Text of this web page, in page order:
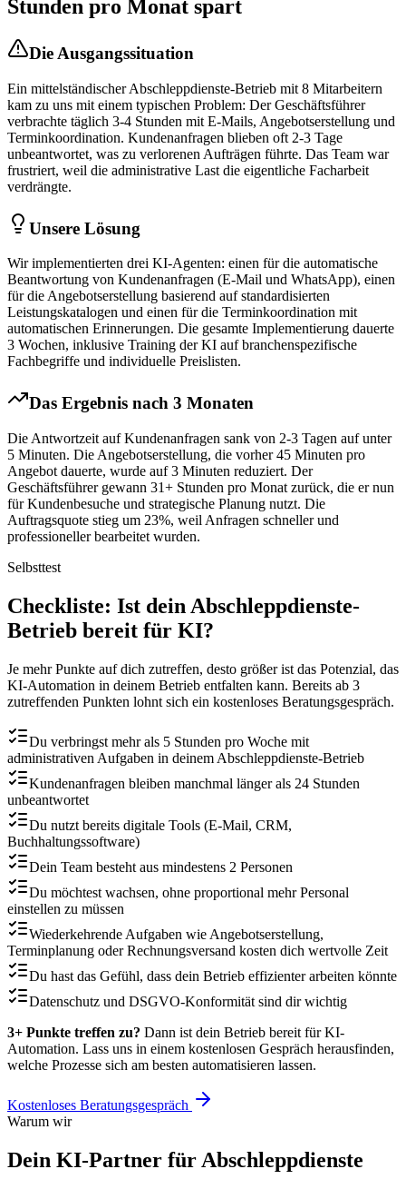
Stunden pro Monat spart
Die Ausgangssituation
Ein mittelständischerAbschleppdienste-Betrieb mit 8 Mitarbeitern
kam zu uns mit einem typischen Problem: Der Geschäftsführer
verbrachte täglich 3-4 Stunden mit E-Mails, Angebotserstellung und
Terminkoordination. Kundenanfragen blieben oft 2-3 Tage
unbeantwortet, was zu verlorenen Aufträgen führte. Das Team war
frustriert, weil die administrative Last die eigentliche Facharbeit
verdrängte.
Unsere Lösung
Wir implementierten drei KI-Agenten: einen für die automatische
Beantwortung von Kundenanfragen (E-Mail und WhatsApp), einen
für die Angebotserstellung basierend auf standardisierten
Leistungskatalogen und einen für die Terminkoordination mit
automatischen Erinnerungen. Die gesamte Implementierung dauerte
3 Wochen, inklusive Training der KI auf branchenspezifische
Fachbegriffe und individuelle Preislisten.
Das Ergebnis nach 3 Monaten
Die Antwortzeit auf Kundenanfragen sank von 2-3 Tagen auf unter
5 Minuten. Die Angebotserstellung, die vorher 45 Minuten pro
Angebot dauerte, wurde auf 3 Minuten reduziert. Der
Geschäftsführer gewann 31+ Stunden pro Monat zurück, die er nun
für Kundenbesuche und strategische Planung nutzt. Die
Auftragsquote stieg um 23%, weil Anfragen schneller und
professioneller bearbeitet wurden.
Selbsttest
Checkliste: Ist dein Abschleppdienste-
Betrieb bereit für KI?
Je mehr Punkte auf dich zutreffen, desto größer ist das Potenzial, das
KI-Automation in deinem Betrieb entfalten kann. Bereits ab 3
zutreffenden Punkten lohnt sich ein kostenloses Beratungsgespräch.
Du verbringst mehr als 5 Stunden pro Woche mit
administrativen Aufgaben in deinem Abschleppdienste-Betrieb
Kundenanfragen bleiben manchmal länger als 24 Stunden
unbeantwortet
Du nutzt bereits digitale Tools (E-Mail, CRM,
Buchhaltungssoftware)
Dein Team besteht aus mindestens 2 Personen
Du möchtest wachsen, ohne proportional mehr Personal
einstellen zu müssen
Wiederkehrende Aufgaben wie Angebotserstellung,
Terminplanung oder Rechnungsversand kosten dich wertvolle Zeit
Du hast das Gefühl, dass dein Betrieb effizienter arbeiten könnte
Datenschutz und DSGVO-Konformität sind dir wichtig
3+ Punkte treffen zu? Dann ist dein Betrieb bereit für KI-
Automation. Lass uns in einem kostenlosen Gespräch herausfinden,
welche Prozesse sich am besten automatisieren lassen.
Kostenloses Beratungsgespräch
Warum wir
Dein KI-Partner für Abschleppdienste